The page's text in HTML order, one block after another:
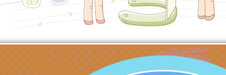
中心」及「國中小職
習營」等師生，參訪
「第56屆全國技能競
者保齡球賽」
檢送桃園市政府LED
字稿及LCD託播影（
轉知衛生福利部社會
檢送該部國民健康
有關社團法人中華民